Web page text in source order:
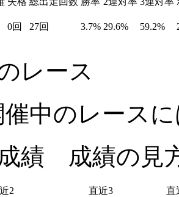
0回 27回 3.7% 29.6% 59.2%
レース
中のレース
績 成績の見
2 直近3 直